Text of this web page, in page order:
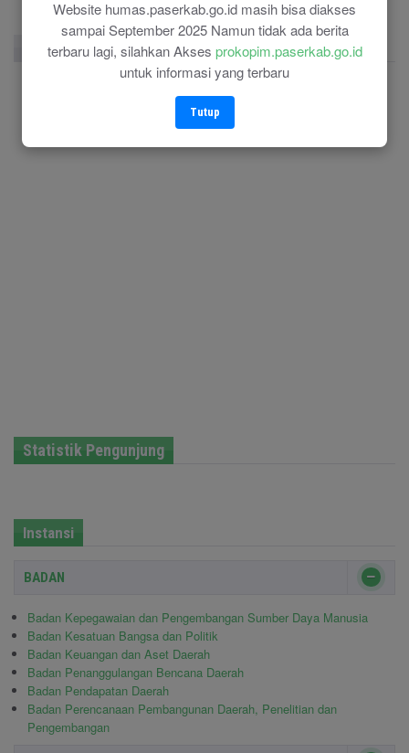
Website humas.paserkab.go.id masih bisa diakses
sampai September 2025 Namun tidak ada berita
terbaru lagi, silahkan Akses prokopim.paserkab.go.id
untuk informasi yang terbaru
Tutup
Facebook Page Twitter Instagram
Statistik Pengunjung
Instansi
BADAN
Badan Kepegawaian dan Pengembangan Sumber Daya Manusia
Badan Kesatuan Bangsa dan Politik
Badan Keuangan dan Aset Daerah
Badan Penanggulangan Bencana Daerah
Badan Pendapatan Daerah
Badan Perencanaan Pembangunan Daerah, Penelitian dan
Pengembangan